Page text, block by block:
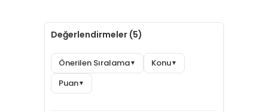
Değerlendirmeler (5)
Önerilen Sıralama▼ Konu▼
Puan▼